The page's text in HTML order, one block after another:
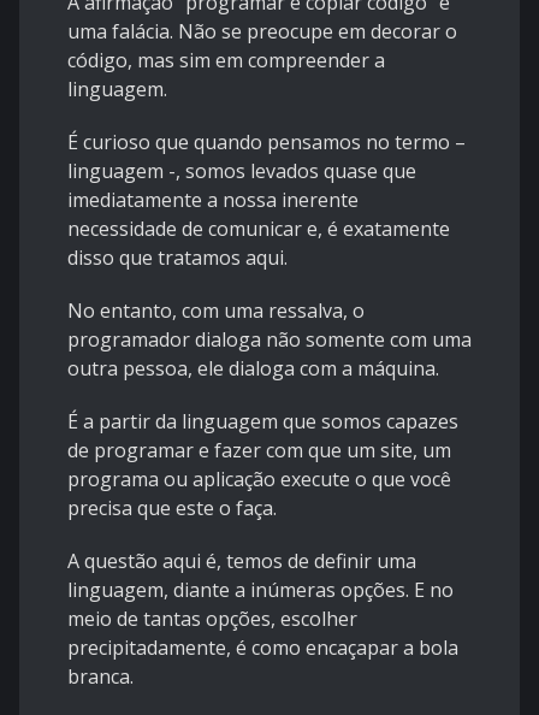
uma falácia. Não se preocupe em decorar o
código, mas sim em compreender a
linguagem.
É curioso que quando pensamos no termo –
linguagem -, somos levados quase que
imediatamente a nossa inerente
necessidade de comunicar e, é exatamente
disso que tratamos aqui.
No entanto, com uma ressalva, o
programador dialoga não somente com uma
outra pessoa, ele dialoga com a máquina.
É a partir da linguagem que somos capazes
de programar e fazer com que um site, um
programa ou aplicação execute o que você
precisa que este o faça.
A questão aqui é, temos de definir uma
linguagem, diante a inúmeras opções. E no
meio de tantas opções, escolher
precipitadamente, é como encaçapar a bola
branca.